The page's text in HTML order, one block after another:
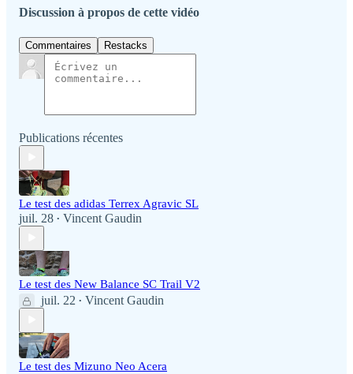
Discussion à propos de cette vidéo
Commentaires Restacks
Publications récentes
Le test des adidas Terrex Agravic SL
juil. 28 • Vincent Gaudin
Le test des New Balance SC Trail V2
juil. 22 • Vincent Gaudin
Le test des Mizuno Neo Acera